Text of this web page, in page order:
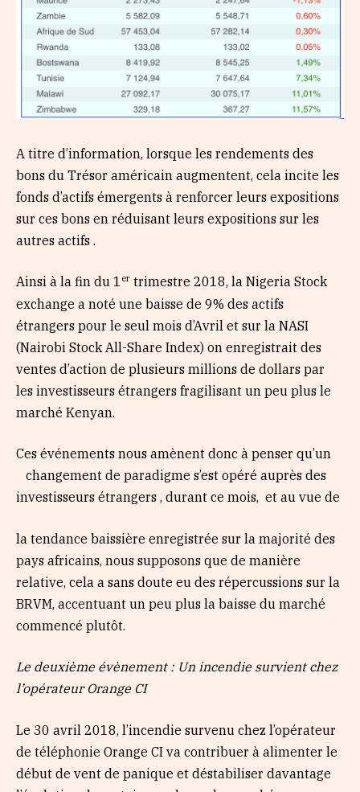
A titre d’information, lorsque les rendements des
bons du Trésor américain augmentent, cela incite les
fonds d’actifs émergents à renforcer leurs expositions
sur ces bons en réduisant leurs expositions sur les
autres actifs .
Ainsi à la fin du 1 er trimestre 2018, la Nigeria Stock
exchange a noté une baisse de 9% des actifs
étrangers pour le seul mois d’Avril et sur la NASI
(Nairobi Stock All-Share Index) on enregistrait des
ventes d’action de plusieurs millions de dollars par
les investisseurs étrangers fragilisant un peu plus le
marché Kenyan.
Ces événements nous amènent donc à penser qu’un
changement de paradigme s’est opéré auprès des
investisseurs étrangers , durant ce mois, et au vue de
la tendance baissière enregistrée sur la majorité des
pays africains, nous supposons que de manière
relative, cela a sans doute eu des répercussions sur la
BRVM, accentuant un peu plus la baisse du marché
commencé plutôt.
Le deuxième évènement : Un incendie survient chez
l’opérateur Orange CI
Le 30 avril 2018, l’incendie survenu chez l’opérateur
de téléphonie Orange CI va contribuer à alimenter le
début de vent de panique et déstabiliser davantage